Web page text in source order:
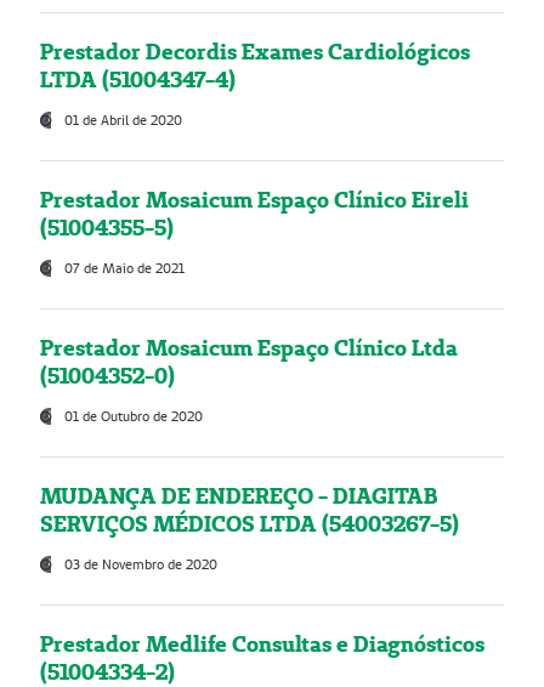
Prestador Decordis Exames Cardiológicos
LTDA (51004347-4)
01 de Abril de 2020
Prestador Mosaicum Espaço Clínico Eireli
(51004355-5)
07 de Maio de 2021
Prestador Mosaicum Espaço Clínico Ltda
(51004352-0)
01 de Outubro de 2020
MUDANÇA DE ENDEREÇO - DIAGITAB
SERVIÇOS MÉDICOS LTDA (54003267-5)
03 de Novembro de 2020
Prestador Medlife Consultas e Diagnósticos
(51004334-2)